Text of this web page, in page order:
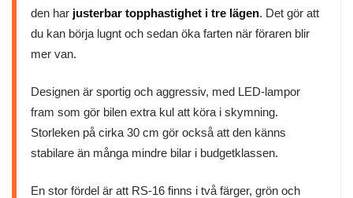
den har justerbar topphastighet i tre lägen. Det gör att
du kan börja lugnt och sedan öka farten när föraren blir
mer van.
Designen är sportig och aggressiv, med LED-lampor
fram som gör bilen extra kul att köra i skymning.
Storleken på cirka 30 cm gör också att den känns
stabilare än många mindre bilar i budgetklassen.
En stor fördel är att RS-16 finns i två färger, grön och